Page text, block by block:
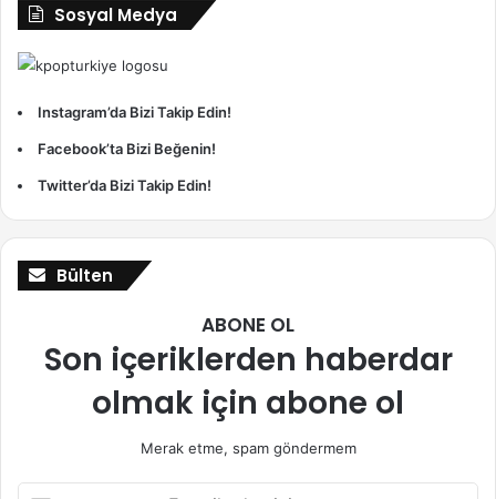
Sosyal Medya
Instagram’da Bizi Takip Edin!
Facebook’ta Bizi Beğenin!
Twitter’da Bizi Takip Edin!
Bülten
ABONE OL
Son içeriklerden haberdar
olmak için abone ol
Merak etme, spam göndermem